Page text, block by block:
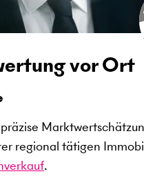
vor Ort
regional tätigen
.